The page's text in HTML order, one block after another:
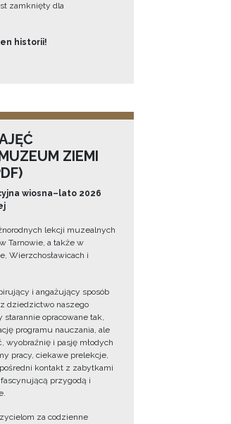
zamknięty dla
historii!
ZIEMI
wiosna–lato 2026
lekcji muzealnych
Tarnowie, a także w
Wierzchosławicach i
i angażujący sposób
dziedzictwo naszego
starannie opracowane tak,
programu nauczania, ale
wyobraźnię i pasję młodych
pracy, ciekawe prelekcje,
kontakt z zabytkami
przygodą i
za codzienne